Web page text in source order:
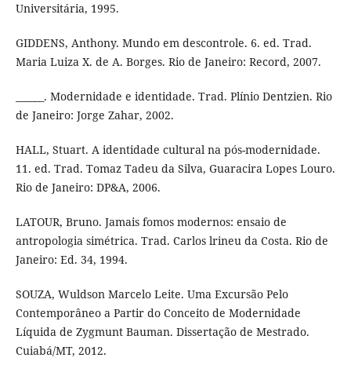
Universitária, 1995.
GIDDENS, Anthony. Mundo em descontrole. 6. ed. Trad.
Maria Luiza X. de A. Borges. Rio de Janeiro: Record, 2007.
______. Modernidade e identidade. Trad. Plínio Dentzien. Rio
de Janeiro: Jorge Zahar, 2002.
HALL, Stuart. A identidade cultural na pós-modernidade.
11. ed. Trad. Tomaz Tadeu da Silva, Guaracira Lopes Louro.
Rio de Janeiro: DP&A, 2006.
LATOUR, Bruno. Jamais fomos modernos: ensaio de
antropologia simétrica. Trad. Carlos lrineu da Costa. Rio de
Janeiro: Ed. 34, 1994.
SOUZA, Wuldson Marcelo Leite. Uma Excursão Pelo
Contemporâneo a Partir do Conceito de Modernidade
Líquida de Zygmunt Bauman. Dissertação de Mestrado.
Cuiabá/MT, 2012.